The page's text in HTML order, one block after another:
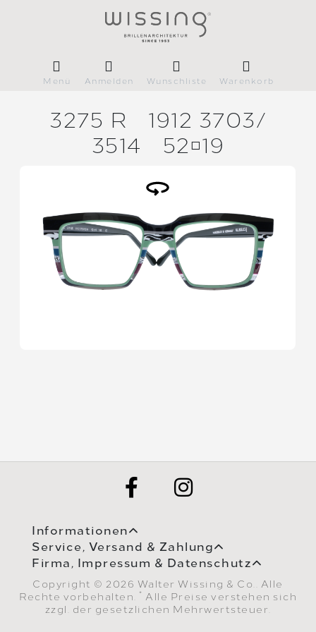
Menü Anmelden Wunschliste Warenkorb
3275 R
1912 3703/
3514
5219
Informationen
Service, Versand & Zahlung
Firma, Impressum & Datenschutz
Copyright © 2026 Walter Wissing & Co.. Alle
Rechte vorbehalten.
* Alle Preise verstehen sich
zzgl. der gesetzlichen Mehrwertsteuer.